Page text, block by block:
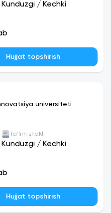
Kunduzgi / Kechki
Hujjat topshirish
universiteti
Ta'lim shakli
Kunduzgi / Kechki
Hujjat topshirish